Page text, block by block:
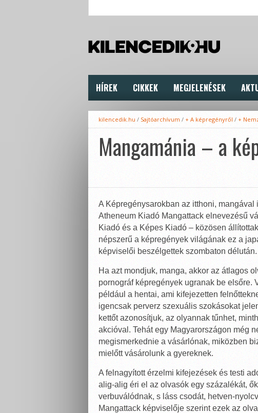
HÍREK CIKKEK MEGJELENÉSEK
kilencedik.hu / Sajtóarchívum / + A képregényről / +
Mangamánia – a
A Képregénysarokban az itthoni,
Atheneum Kiadó Mangattack elnevezésű
Kiadó és a Képes Kiadó – közösen
népszerű a képregények világának ez a
képviselői beszélgettek szombaton délután.
Ha azt mondjuk, manga, akkor az átlagos
pornográf képregények ugranak be elsőre.
például a hentai, ami kifejezetten
igencsak perverz szexuális szokásokat
kettőt azonosítjuk, az olyannak tűnhet,
akcióval. Tehát egy Magyarországon még
megismerkednie a vásárlónak, miközben
mielőtt vásárolunk a gyereknek.
A felnagyított érzelmi kifejezések és testi
alig-alig éri el az olvasók egy százalékát,
verbuválódnak, s láss csodát, hetven-
Mangattack képviselője szerint ezek az